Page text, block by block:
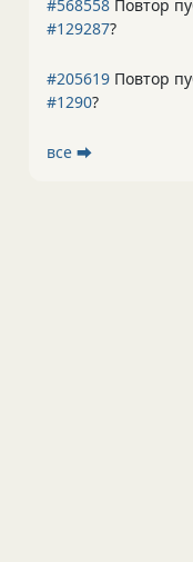
#568558 Повтор
#129287?
#205619 Повтор
#1290?
все ⮕